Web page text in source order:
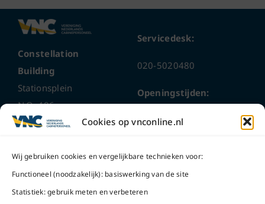
Cookies op vnconline.nl
Wij gebruiken cookies en vergelijkbare technieken voor:
Functioneel (noodzakelijk): basiswerking van de site
Statistiek: gebruik meten en verbeteren
Constellation
Building
Stationsplein
N.O. 406
1117 CL
Bel ons
Mail ons
Servicedesk:
020-5020480
Openingstijden:
ma t/m do
Na openingstijden
bereikbaar via